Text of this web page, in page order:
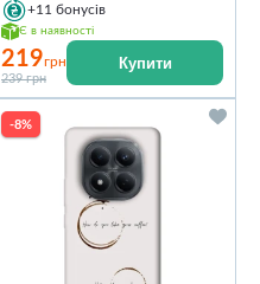
+11 бонусів
Є в наявності
219грн
239 грн
Купити
-8%